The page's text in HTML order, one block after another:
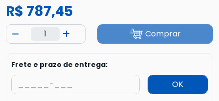
R$ 787,45
Comprar
Frete e prazo de entrega:
OK